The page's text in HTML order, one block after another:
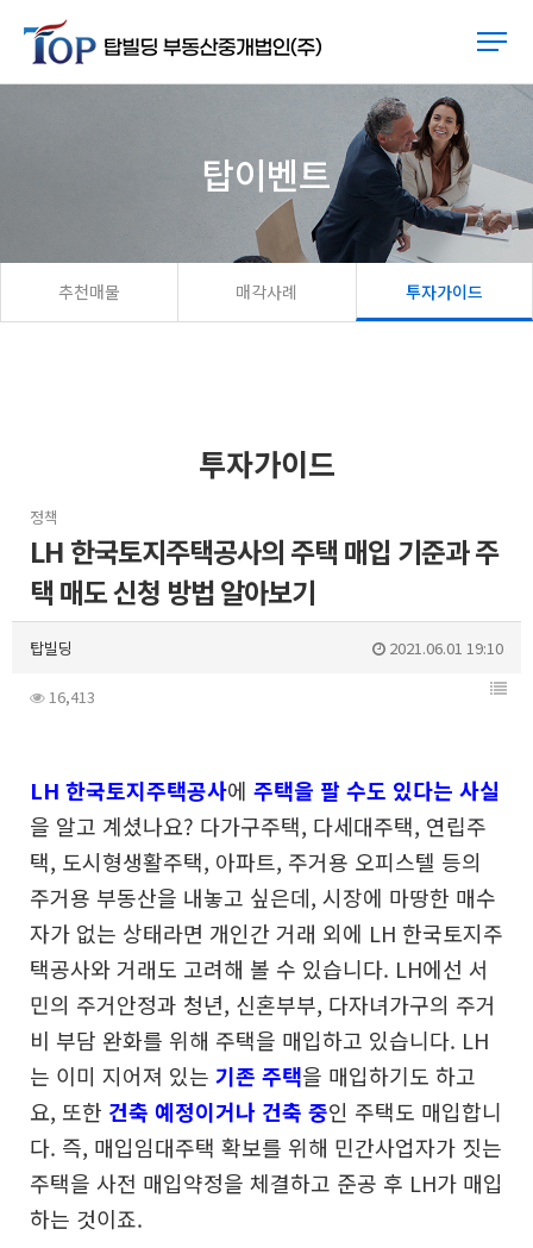
탑이벤트
추천매물 매각사례 투자가이드
투자가이드
정책
LH 한국토지주택공사의 주택 매입 기준과 주
택 매도 신청 방법 알아보기
탑빌딩 2021.06.01 19:10
16,413
LH 한국토지주택공사에 주택을 팔 수도 있다는 사실
을 알고 계셨나요? 다가구주택, 다세대주택, 연립주
택, 도시형생활주택, 아파트, 주거용 오피스텔 등의
주거용 부동산을 내놓고 싶은데, 시장에 마땅한 매수
자가 없는 상태라면 개인간 거래 외에 LH 한국토지주
택공사와 거래도 고려해 볼 수 있습니다. LH에선 서
민의 주거안정과 청년, 신혼부부, 다자녀가구의 주거
비 부담 완화를 위해 주택을 매입하고 있습니다. LH
는 이미 지어져 있는 기존 주택을 매입하기도 하고
요, 또한 건축 예정이거나 건축 중인 주택도 매입합니
다. 즉, 매입임대주택 확보를 위해 민간사업자가 짓는
주택을 사전 매입약정을 체결하고 준공 후 LH가 매입
하는 것이죠.